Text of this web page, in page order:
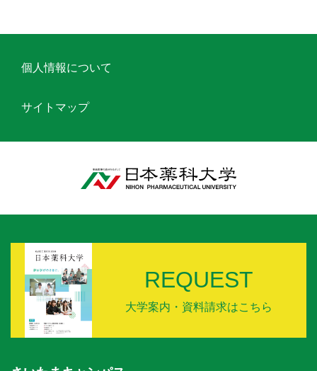
個人情報について
サイトマップ
REQUEST
大学案内・資料請求はこちら